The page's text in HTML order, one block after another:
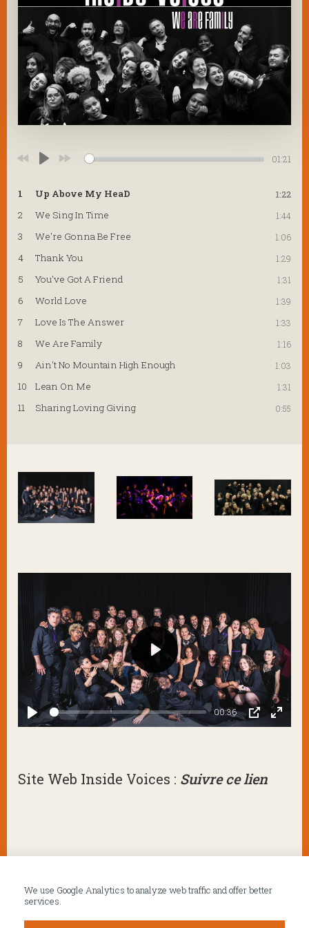
01:21
1 Up Above My HeaD 1:22
2 We Sing In Time 1:44
3 We're Gonna Be Free 1:06
4 Thank You 1:29
5 You've Got A Friend 1:31
6 World Love 1:39
7 Love Is The Answer 1:33
8 We Are Family 1:16
9 Ain't No Mountain High Enough 1:03
10 Lean On Me 1:31
11 Sharing Loving Giving 0:55
Play
00:36
PIP Enter
Play
Site Web Inside Voices : Suivre ce lien
We use Google Analytics to analyze web traffic and offer better
services.